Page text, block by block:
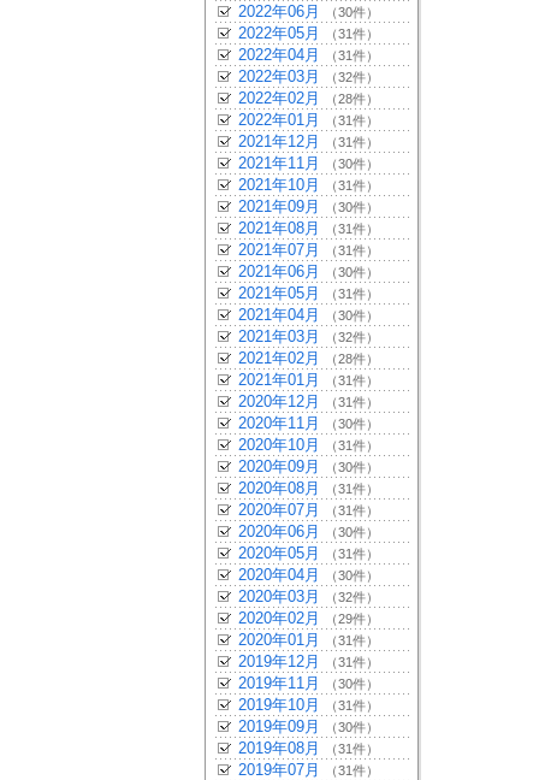
2022年06月 （30件）
2022年05月 （31件）
2022年04月 （31件）
2022年03月 （32件）
2022年02月 （28件）
2022年01月 （31件）
2021年12月 （31件）
2021年11月 （30件）
2021年10月 （31件）
2021年09月 （30件）
2021年08月 （31件）
2021年07月 （31件）
2021年06月 （30件）
2021年05月 （31件）
2021年04月 （30件）
2021年03月 （32件）
2021年02月 （28件）
2021年01月 （31件）
2020年12月 （31件）
2020年11月 （30件）
2020年10月 （31件）
2020年09月 （30件）
2020年08月 （31件）
2020年07月 （31件）
2020年06月 （30件）
2020年05月 （31件）
2020年04月 （30件）
2020年03月 （32件）
2020年02月 （29件）
2020年01月 （31件）
2019年12月 （31件）
2019年11月 （30件）
2019年10月 （31件）
2019年09月 （30件）
2019年08月 （31件）
2019年07月 （31件）